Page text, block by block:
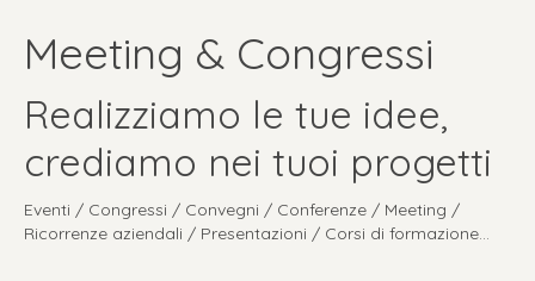
Meeting & Congressi
Realizziamo le tue idee,
crediamo nei tuoi progetti
Eventi / Congressi / Convegni / Conferenze / Meeting /
Ricorrenze aziendali / Presentazioni / Corsi di formazione...